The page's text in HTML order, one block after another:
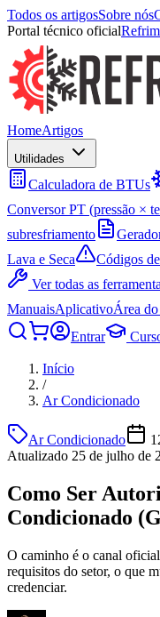
Todos os artigosSobre nós
Portal técnico oficial
HomeArtigos
Utilidades
Calculadora de BTUs
Conversor PT (pressão ×
subresfriamento
Lava e Seca
Códigos
Ver todas as
ManuaisAplicativoÁrea
Entrar
Início
/
Ar Condicionado
Ar Condicionado
Atualizado 25 de julho de
Como Ser
Condicionado
O caminho é o canal
requisitos do setor, o que
credenciar.